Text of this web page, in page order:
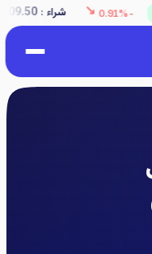
شراء:
309.50
DZD بيع: